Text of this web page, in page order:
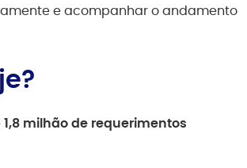
e acompanhar o andamento
1,8 milhão de requerimentos